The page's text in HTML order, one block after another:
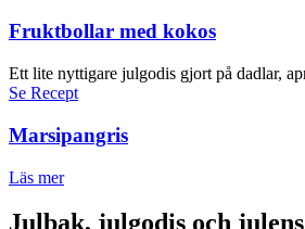
Fruktbollar med kokos
Ett lite nyttigare julgodis gjort på dadlar,
Se Recept
Marsipangris
Läs mer
Julbak, julgodis och